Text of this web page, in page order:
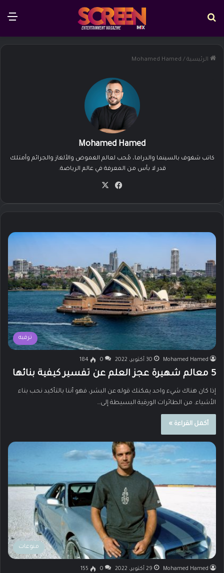
الرئيسية /
Mohamed Hamed
Mohamed Hamed
كاتب شغوف بالسينما والدراما، مُحب لعالم الغموض والألغاز والجرائم وأمتلك
قدر لا بأس من المعرفة في عالم الرياضة.
في
ترفيه
Mohamed Hamed 30 أكتوبر، 2022 0
184
5 معالم شهيرة عجز العلم عن تفسير كيفية بنائها
إذا كان هناك شيء واحد يمكنك قوله عن البشر، فهو أننا بالتأكيد نحب بناء
الأشياء. من الطائرات الورقية البسيطة إلى…
أكمل القراءة »
منوعات
Mohamed Hamed 29 أكتوبر، 2022 0
155